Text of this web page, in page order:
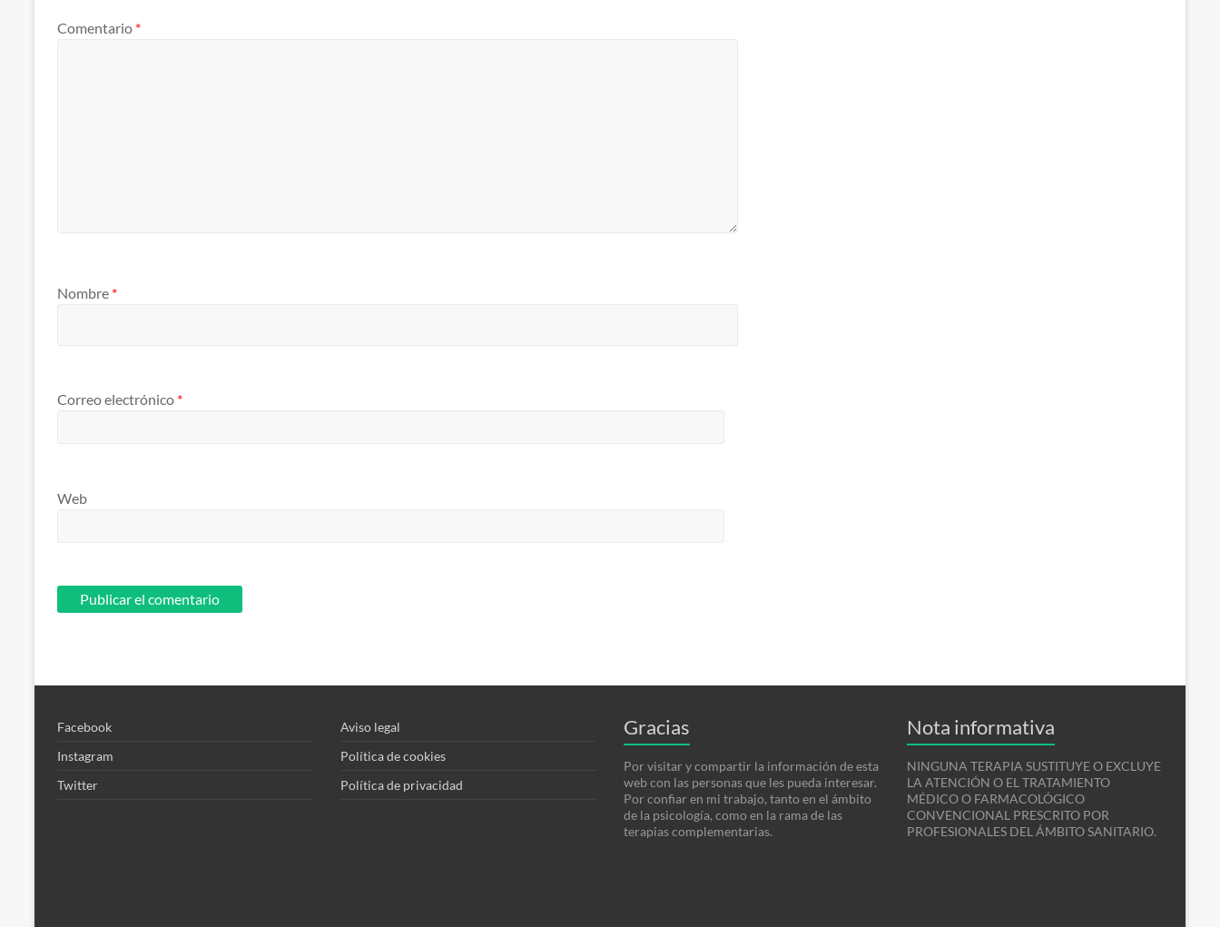
Comentario *
Nombre *
Correo electrónico *
Web
Facebook
Instagram
Twitter
Aviso legal
Política de cookies
Política de privacidad
Gracias
Por visitar y compartir la información de esta
web con las personas que les pueda interesar.
Por confiar en mi trabajo, tanto en el ámbito
de la psicología, como en la rama de las
terapias complementarias.
Nota informativa
NINGUNA TERAPIA SUSTITUYE O EXCLUYE
LA ATENCIÓN O EL TRATAMIENTO
MÉDICO O FARMACOLÓGICO
CONVENCIONAL PRESCRITO POR
PROFESIONALES DEL ÁMBITO SANITARIO.